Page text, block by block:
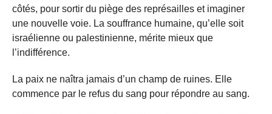
côtés, pour sortir du piège des représailles et imaginer
une nouvelle voie. La souffrance humaine, qu’elle soit
israélienne ou palestinienne, mérite mieux que
l’indifférence.
La paix ne naîtra jamais d’un champ de ruines. Elle
commence par le refus du sang pour répondre au sang.